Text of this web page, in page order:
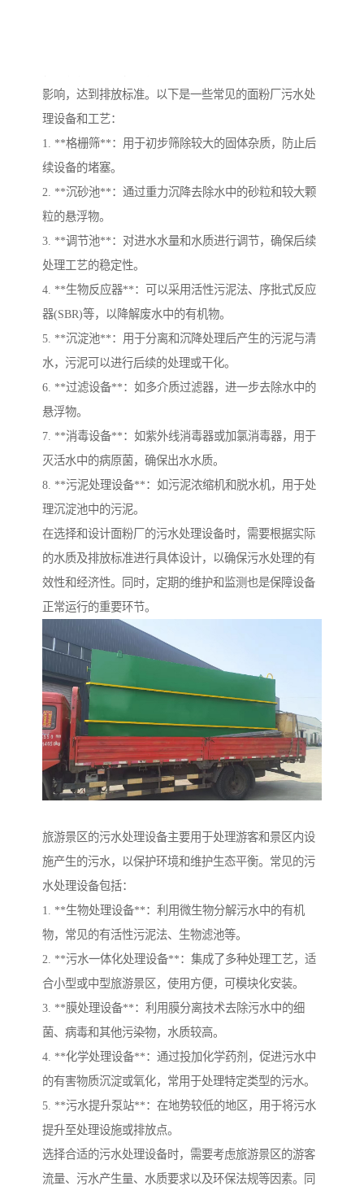
影响，达到排放标准。以下是一些常见的面粉厂污水处
理设备和工艺：
1. **格栅筛**：用于初步筛除较大的固体杂质，防止后
续设备的堵塞。
2. **沉砂池**：通过重力沉降去除水中的砂粒和较大颗
粒的悬浮物。
3. **调节池**：对进水水量和水质进行调节，确保后续
处理工艺的稳定性。
4. **生物反应器**：可以采用活性污泥法、序批式反应
器(SBR)等，以降解废水中的有机物。
5. **沉淀池**：用于分离和沉降处理后产生的污泥与清
水，污泥可以进行后续的处理或干化。
6. **过滤设备**：如多介质过滤器，进一步去除水中的
悬浮物。
7. **消毒设备**：如紫外线消毒器或加氯消毒器，用于
灭活水中的病原菌，确保出水水质。
8. **污泥处理设备**：如污泥浓缩机和脱水机，用于处
理沉淀池中的污泥。
在选择和设计面粉厂的污水处理设备时，需要根据实际
的水质及排放标准进行具体设计，以确保污水处理的有
效性和经济性。同时，定期的维护和监测也是保障设备
正常运行的重要环节。
旅游景区的污水处理设备主要用于处理游客和景区内设
施产生的污水，以保护环境和维护生态平衡。常见的污
水处理设备包括：
1. **生物处理设备**：利用微生物分解污水中的有机
物，常见的有活性污泥法、生物滤池等。
2. **污水一体化处理设备**：集成了多种处理工艺，适
合小型或中型旅游景区，使用方便，可模块化安装。
3. **膜处理设备**：利用膜分离技术去除污水中的细
菌、病毒和其他污染物，水质较高。
4. **化学处理设备**：通过投加化学药剂，促进污水中
的有害物质沉淀或氧化，常用于处理特定类型的污水。
5. **污水提升泵站**：在地势较低的地区，用于将污水
提升至处理设施或排放点。
选择合适的污水处理设备时，需要考虑旅游景区的游客
流量、污水产生量、水质要求以及环保法规等因素。同